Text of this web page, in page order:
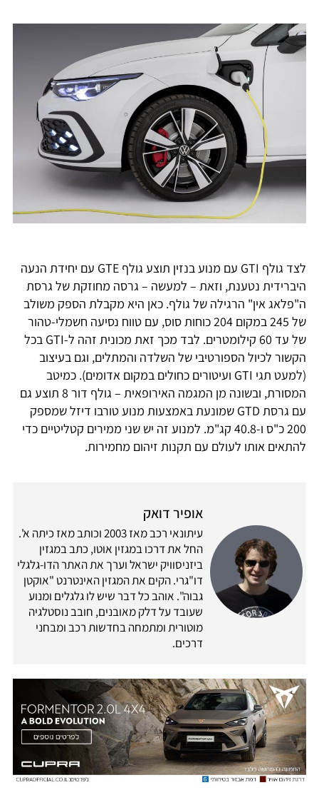
לצד גולף GTI עם מנוע בנזין תוצע גולף GTE עם יחידת הנעה
היברידית נטענת, וזאת – למעשה – גרסה מחוזקת של גרסת
ה"פלאג אין" הרגילה של גולף. כאן היא מקבלת הספק משולב
של 245 במקום 204 כוחות סוס, עם טווח נסיעה חשמלי-טהור
של עד 60 קילומטרים. לבד מ
כך זאת מכונית זהה ל-GTI בכל
הקשור לכיול הספורטיבי של השלדה והמתלים, וגם בעיצוב
(למעט תגי GTI ועיטורים כחולים במקום אדומים). כמיטב
המסורת, ובשונה מן המגמה האירופאית – גולף דור 8 תוצע גם
עם גרסת GTD שמונעת באמצעות מנוע טורבו דיזל שמספק
200 כ"ס ו-40.8 קג"מ. למנוע זה יש שני ממירים קטליטיים כדי
להתאים אותו לעולם עם תקנות זיהום מחמירות.
אופיר דואק
עיתונאי רכב מאז 2003 וכותב מאז כיתה א'.
החל את דרכו במגזין אוטו, כתב במגזין
ביזניסוויק ישראל וערך את האתר הדו-גלגלי
דו"גרי. הקים את המגזין האינטרנט "אוקטן
גבוה". אוהב כל דבר שיש לו גלגלים ומנוע
שעובד על דלק מאובנים, חובב נוסטלגיה
מוטורית ומתמחה בחדשות רכב ומבחני
דרכים.